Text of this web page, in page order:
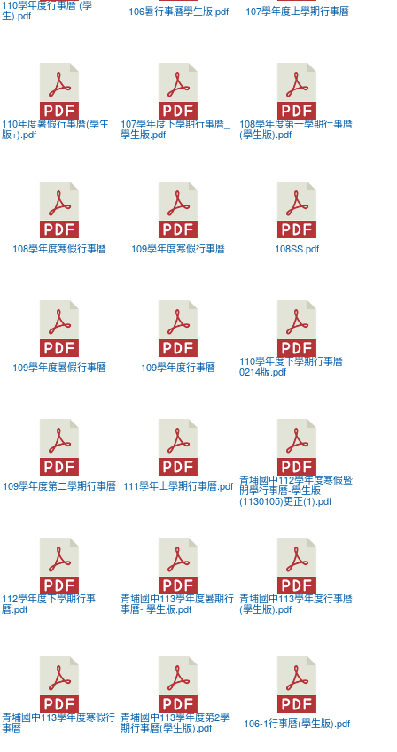
110學年度行事曆 (學
生).pdf
106暑行事曆學生版.pdf 107學年度上學期行事曆
110年度暑假行事曆(學生
版+).pdf
107學年度下學期行事曆_
學生版.pdf
108學年度第一學期行事曆
(學生版).pdf
108學年度寒假行事曆 109學年度寒假行事曆 108SS.pdf
109學年度暑假行事曆 109學年度行事曆
110學年度下學期行事曆
0214版.pdf
109學年度第二學期行事曆 111學年上學期行事曆.pdf
青埔國中112學年度寒假暨
開學行事曆-學生版
(1130105)更正(1).pdf
112學年度下學期行事
曆.pdf
青埔國中113學年度暑期行
事曆- 學生版.pdf
青埔國中113學年度行事曆
(學生版).pdf
青埔國中113學年度寒假行
事曆
青埔國中113學年度第2學
期行事曆(學生版).pdf
106-1行事曆(學生版).pdf